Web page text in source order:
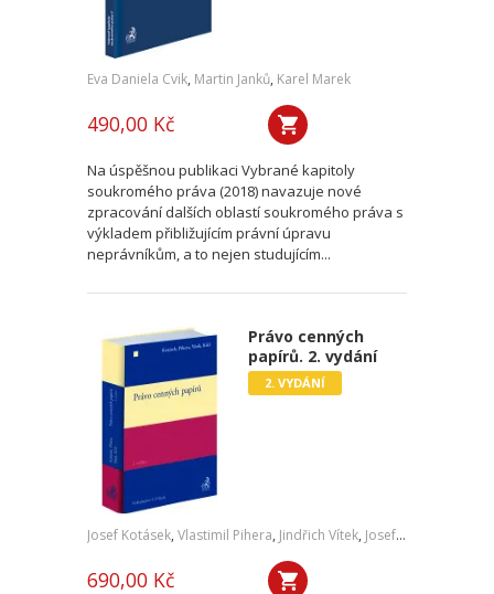
Eva Daniela Cvik, Martin Janků, Karel Marek
490,00 Kč
Na úspěšnou publikaci Vybrané kapitoly
soukromého práva (2018) navazuje nové
zpracování dalších oblastí soukromého práva s
výkladem přibližujícím právní úpravu
neprávníkům, a to nejen studujícím...
Právo cenných
papírů. 2. vydání
2. VYDÁNÍ
Josef Kotásek, Vlastimil Pihera, Jindřich Vítek, Josef Kříž
690,00 Kč